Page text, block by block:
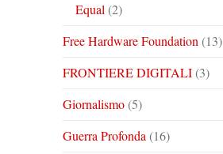
Equal (2)
Free Hardware Foundation (13)
FRONTIERE DIGITALI(3)
Giornalismo(5)
Guerra Profonda (16)